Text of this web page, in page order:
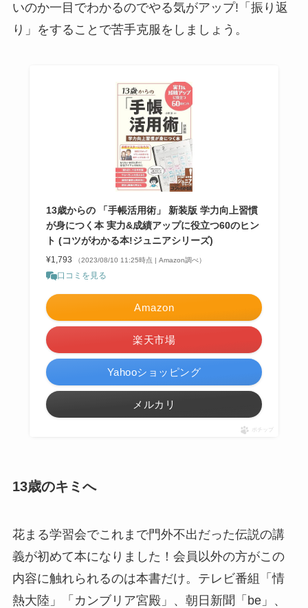
いのか一目でわかるのでやる気がアップ!「振り返
り」をすることで苦手克服をしましょう。
13歳からの 「手帳活用術」 新装版 学力向上習慣
が身につく本 実力&成績アップに役立つ60のヒン
ト (コツがわかる本!ジュニアシリーズ)
¥1,793 （2023/08/10 11:25時点 | Amazon調べ）
口コミを見る
Amazon
楽天市場
Yahooショッピング
メルカリ
ポチップ
13歳のキミへ
花まる学習会でこれまで門外不出だった伝説の講
義が初めて本になりました！会員以外の方がこの
内容に触れられるのは本書だけ。テレビ番組「情
熱大陸」「カンブリア宮殿」、朝日新聞「be」、